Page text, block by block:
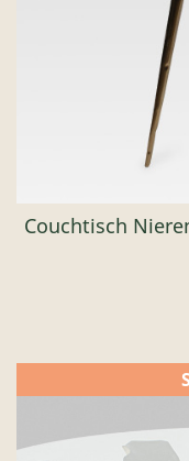
Couchtisch